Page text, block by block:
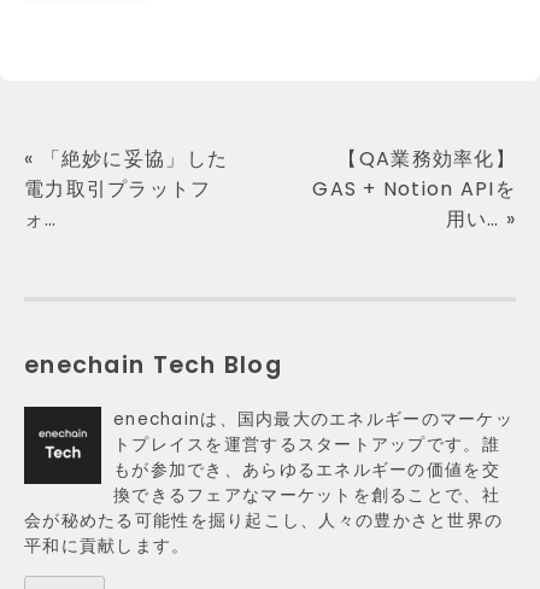
«
「絶妙に妥協」した
電力取引プラットフ
ォ…
【QA業務効率化】
GAS + Notion APIを
用い… »
enechain Tech Blog
enechainは、国内最大のエネルギーのマーケッ
トプレイスを運営するスタートアップです。誰
もが参加でき、あらゆるエネルギーの価値を交
換できるフェアなマーケットを創ることで、社
会が秘めたる可能性を掘り起こし、人々の豊かさと世界の
平和に貢献します。